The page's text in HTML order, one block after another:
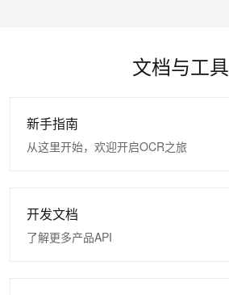
文档与工具
新手指南
从这里开始，欢迎开启OCR之旅
开发文档
了解更多产品API